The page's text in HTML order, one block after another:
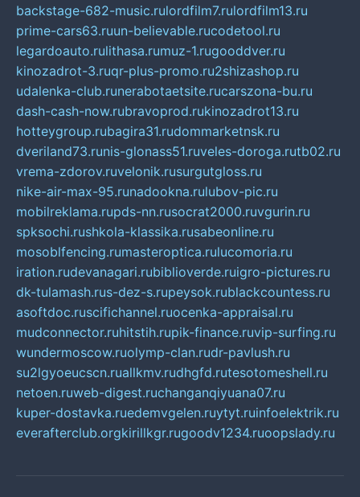
backstage-682-music.rulordfilm7.rulordfilm13.ru
prime-cars63.ruun-believable.rucodetool.ru
legardoauto.rulithasa.rumuz-1.rugooddver.ru
kinozadrot-3.ruqr-plus-promo.ru2shizashop.ru
udalenka-club.runerabotaetsite.rucarszona-bu.ru
dash-cash-now.rubravoprod.rukinozadrot13.ru
hotteygroup.rubagira31.rudommarketnsk.ru
dveriland73.runis-glonass51.ruveles-doroga.rutb02.ru
vrema-zdorov.ruvelonik.rusurgutgloss.ru
nike-air-max-95.runadookna.rulubov-pic.ru
mobilreklama.rupds-nn.rusocrat2000.ruvgurin.ru
spksochi.rushkola-klassika.rusabeonline.ru
mosoblfencing.rumasteroptica.rulucomoria.ru
iration.rudevanagari.rubiblioverde.ruigro-pictures.ru
dk-tulamash.rus-dez-s.rupeysok.rublackcountess.ru
asoftdoc.ruscifichannel.ruocenka-appraisal.ru
mudconnector.ruhitstih.rupik-finance.ruvip-surfing.ru
wundermoscow.ruolymp-clan.rudr-pavlush.ru
su2lgyoeucscn.ruallkmv.rudhgfd.rutesotomeshell.ru
netoen.ruweb-digest.ruchanganqiyuana07.ru
kuper-dostavka.ruedemvgelen.ruytyt.ruinfoelektrik.ru
everafterclub.orgkirillkgr.rugoodv1234.ruoopslady.ru